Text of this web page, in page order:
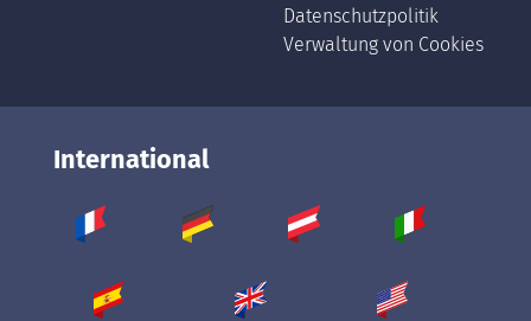
Datenschutzpolitik
Verwaltung von Cookies
International